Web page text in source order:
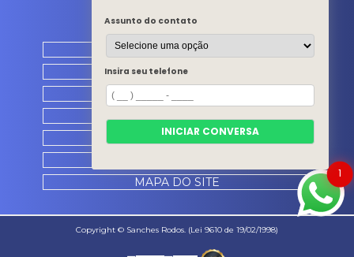
MENU
HOME
QUEM SOMOS
PRODUTOS
CATÁLOGO
CONTATO
MAPA DO SITE
Copyright © Sanches Rodos. (Lei 9610 de 19/02/1998)
1
Assunto do contato
Insira seu telefone
INICIAR CONVERSA